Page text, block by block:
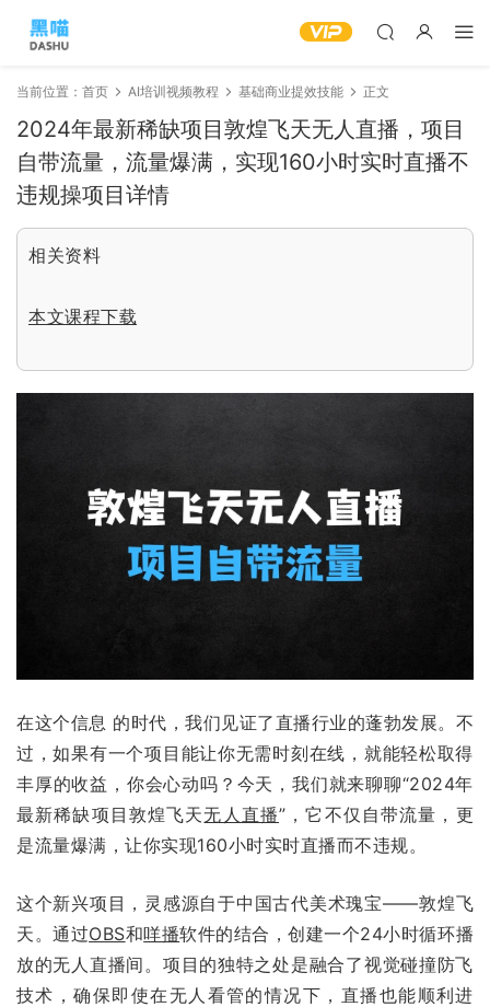
当前位置： 首页 AI培训视频教程 基础商业提效技能 正文
2024年最新稀缺项目敦煌飞天无人直播，项目
自带流量，流量爆满，实现160小时实时直播不
违规操项目详情
相关资料
本文课程下载
在这个信息 的时代，我们见证了直播行业的蓬勃发展。不
过，如果有一个项目能让你无需时刻在线，就能轻松取得
丰厚的收益，你会心动吗？今天，我们就来聊聊“2024年
最新稀缺项目敦煌飞天无人直播”，它不仅自带流量，更
是流量爆满，让你实现160小时实时直播而不违规。
这个新兴项目，灵感源自于中国古代美术瑰宝——敦煌飞
天。通过OBS和咩播软件的结合，创建一个24小时循环播
放的无人直播间。项目的独特之处是融合了视觉碰撞防飞
技术，确保即使在无人看管的情况下，直播也能顺利进